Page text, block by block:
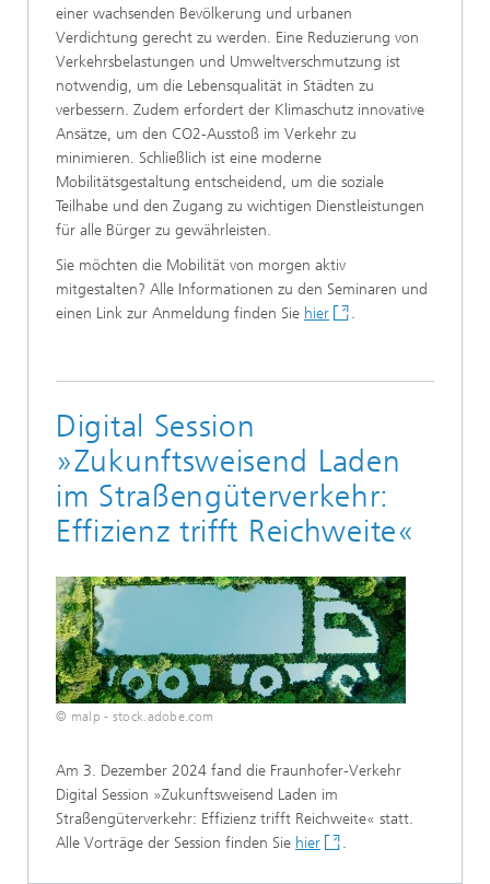
einer wachsenden Bevölkerung und urbanen
Verdichtung gerecht zu werden. Eine Reduzierung von
Verkehrsbelastungen und Umweltverschmutzung ist
notwendig, um die Lebensqualität in Städten zu
verbessern. Zudem erfordert der Klimaschutz innovative
Ansätze, um den CO2-Ausstoß im Verkehr zu
minimieren. Schließlich ist eine moderne
Mobilitätsgestaltung entscheidend, um die soziale
Teilhabe und den Zugang zu wichtigen Dienstleistungen
für alle Bürger zu gewährleisten.
Sie möchten die Mobilität von morgen aktiv
mitgestalten? Alle Informationen zu den Seminaren und
einen Link zur Anmeldung finden Sie hier .
Digital Session
»Zukunftsweisend Laden
im Straßengüterverkehr:
Effizienz trifft Reichweite«
© malp - stock.adobe.com
Am 3. Dezember 2024 fand die Fraunhofer-Verkehr
Digital Session »Zukunftsweisend Laden im
Straßengüterverkehr: Effizienz trifft Reichweite« statt.
Alle Vorträge der Session finden Sie hier .